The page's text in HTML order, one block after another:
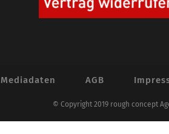
Mediadaten AGB
© Copyright 2019 rough concept